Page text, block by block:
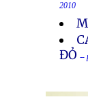
2010
ĐỎ --